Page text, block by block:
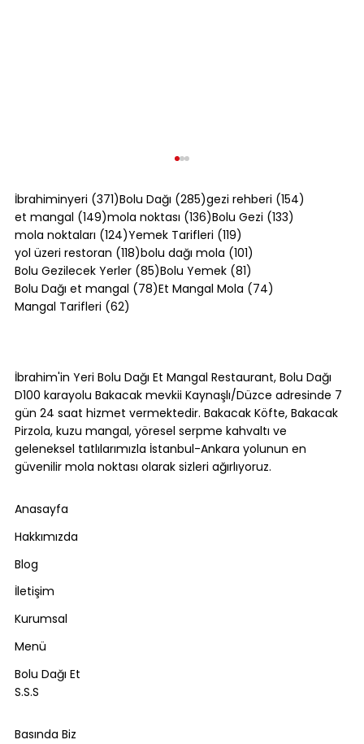
Ekmekten Fırın Kebaba 7 Yöresel
Lezzet
İbrahiminyeri (371)371 yazı
Bolu Dağı (285)285 yazı
gezi rehberi (154)
et mangal (149)149 yazı
mola noktası (136)136 yazı
Bolu Gezi (133)
mola noktaları (124)124 yazı
Yemek Tarifleri (119)
yol üzeri restoran (118)118 yazı
bolu dağı mola (101)
Bolu Gezilecek Yerler (85)85 yazı
Bolu Yemek (81)
Bolu Dağı et mangal (78)78 yazı
Et Mangal Mola (74)
Mangal Tarifleri (62)
İbrahim'in Yeri Bolu Dağı Et Mangal Restaurant, Bolu Dağı
D100 karayolu Bakacak mevkii Kaynaşlı/Düzce adresinde 7
gün 24 saat hizmet vermektedir. Bakacak Köfte, Bakacak
Pirzola, kuzu mangal, yöresel serpme kahvaltı ve
geleneksel tatlılarımızla İstanbul-Ankara yolunun en
güvenilir mola noktası olarak sizleri ağırlıyoruz.
Anasayfa
Hakkımızda
Blog
İletişim
Kurumsal
Menü
Bolu Dağı Et
S.S.S
Basında Biz